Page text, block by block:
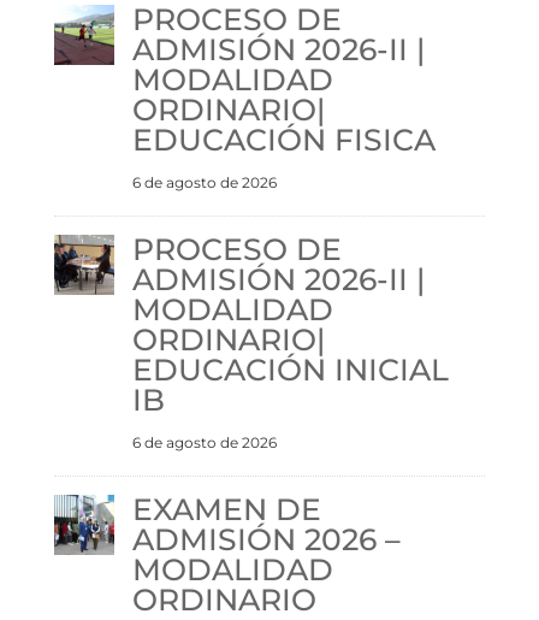
PROCESO DE
ADMISIÓN 2026-II |
MODALIDAD
ORDINARIO|
EDUCACIÓN FISICA
6 de agosto de 2026
PROCESO DE
ADMISIÓN 2026-II |
MODALIDAD
ORDINARIO|
EDUCACIÓN INICIAL
IB
6 de agosto de 2026
EXAMEN DE
ADMISIÓN 2026 –
MODALIDAD
ORDINARIO